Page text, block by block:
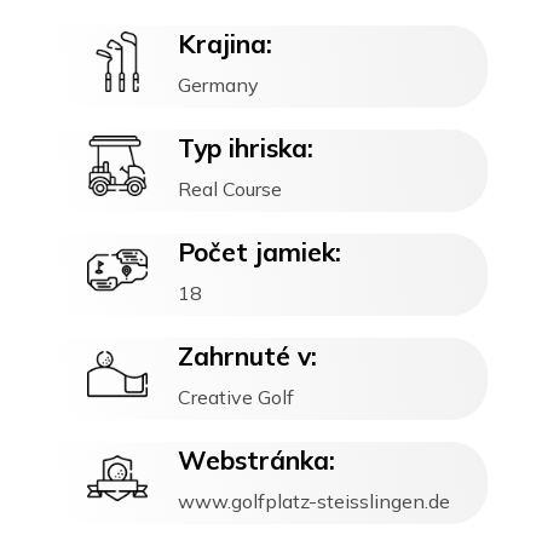
Krajina:
Germany
Typ ihriska:
Real Course
Počet jamiek:
18
Zahrnuté v:
Creative Golf
Webstránka:
www.golfplatz-steisslingen.de